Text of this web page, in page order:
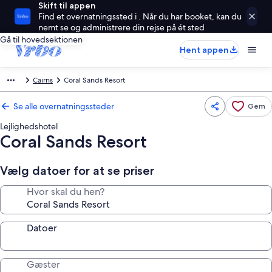
Skift til appen
Find et overnatningssted i . Når du har booket, kan du
nemt se og administrere din rejse på ét sted
Gå til hovedsektionen
Hent appen
Cairns Coral Sands Resort
Se alle overnatningssteder Gem
Lejlighedshotel
Coral Sands Resort
Vælg datoer for at se priser
Hvor skal du hen?
Datoer
Gæster